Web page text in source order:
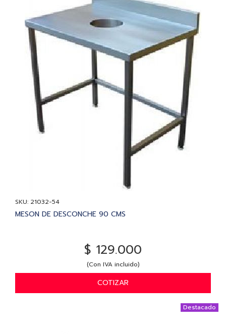
SKU: 21032-54
MESON DE DESCONCHE 90 CMS
$ 129.000
(Con IVA incluido)
COTIZAR
Destacado